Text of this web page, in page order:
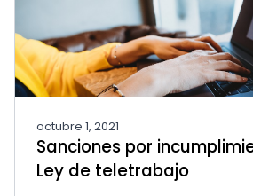
octubre 1, 2021
Sanciones por
Ley de teletrabajo